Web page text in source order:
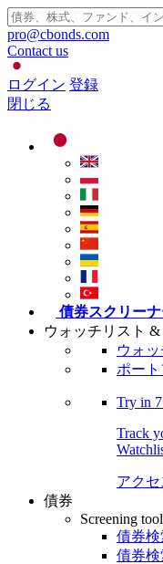
pro@cbonds.com
Contact us
ログイン 登録
閉じる
債券スクリー
ウォッチリスト
ウォッ
ポー
Try in
Track
アク
債券
Screening
債券
債券検